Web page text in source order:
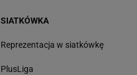
SIATKÓWKA
Reprezentacja w siatkówkę
PlusLiga